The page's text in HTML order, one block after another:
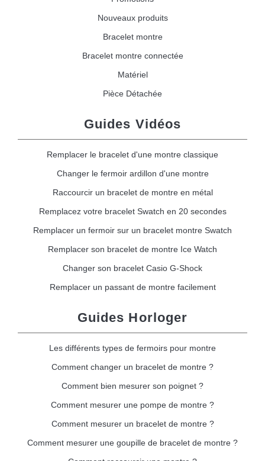
Nouveaux produits
Bracelet montre
Bracelet montre connectée
Matériel
Pièce Détachée
Guides Vidéos
Remplacer le bracelet d'une montre classique
Changer le fermoir ardillon d'une montre
Raccourcir un bracelet de montre en métal
Remplacez votre bracelet Swatch en 20 secondes
Remplacer un fermoir sur un bracelet montre Swatch
Remplacer son bracelet de montre Ice Watch
Changer son bracelet Casio G-Shock
Remplacer un passant de montre facilement
Guides Horloger
Les différents types de fermoirs pour montre
Comment changer un bracelet de montre ?
Comment bien mesurer son poignet ?
Comment mesurer une pompe de montre ?
Comment mesurer un bracelet de montre ?
Comment mesurer une goupille de bracelet de montre ?